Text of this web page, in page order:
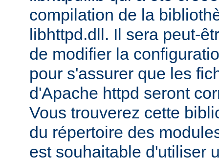
compilation de la
libhttpd.dll. Il sera peut-
de modifier la
pour s'assurer que les
d'Apache httpd seront
Vous trouverez cette
du répertoire des
est souhaitable d'utiliser